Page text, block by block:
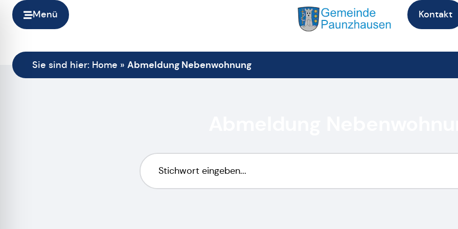
Menü Kontakt
Sie sind hier: Home » Abmeldung Nebenwohnung